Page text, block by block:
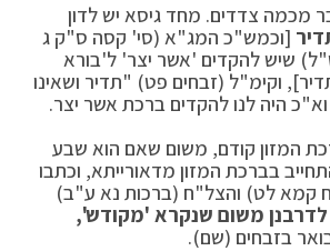
מכמה צדדים. מחד גיסא יש לדון
[וכמש"כ המג"א (סי' קסה ס"ק ג
שיש להקדים 'אשר יצר' ל'בורא
וקימ"ל (זבחים פט) "תדיר ושאינו
היה לנו להקדים ברכת אשר יצר.
המזון קודם, משום שאם הוא שבע
בברכת המזון מדאורייתא, וכתבו
קמא לט) והצל"ח (ברכות נא ע"ב)
לדרבנן משום שנקרא 'מקודש',
בזבחים (שם).